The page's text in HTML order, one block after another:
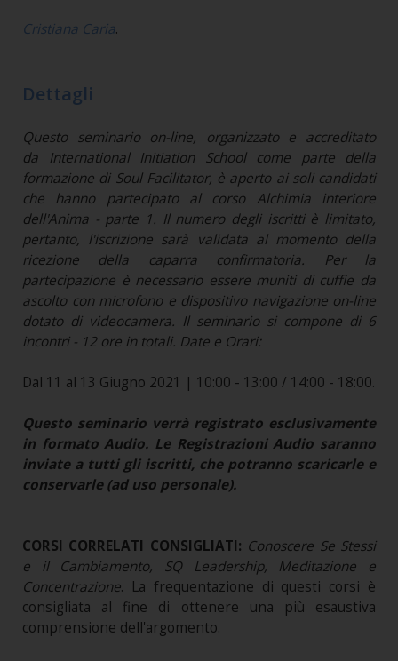
Cristiana Caria.
Dettagli
Questo seminario on-line, organizzato e accreditato
da International Initiation School come parte della
formazione di Soul Facilitator, è aperto ai soli candidati
che hanno partecipato al corso Alchimia interiore
dell'Anima - parte 1. Il numero degli iscritti è limitato,
pertanto, l'iscrizione sarà validata al momento della
ricezione della caparra confirmatoria. Per la
partecipazione è necessario essere muniti di cuffie da
ascolto con microfono e dispositivo navigazione on-line
dotato di videocamera. Il seminario si compone di 6
incontri - 12 ore in totali. Date e Orari:
Dal 11 al 13 Giugno 2021 | 10:00 - 13:00 / 14:00 - 18:00.
Questo seminario verrà registrato esclusivamente
in formato Audio. Le Registrazioni Audio saranno
inviate a tutti gli iscritti, che potranno scaricarle e
conservarle (ad uso personale).
CORSI CORRELATI CONSIGLIATI: Conoscere Se Stessi
e il Cambiamento, SQ Leadership, Meditazione e
Concentrazione. La frequentazione di questi corsi è
consigliata al fine di ottenere una più esaustiva
comprensione dell'argomento.